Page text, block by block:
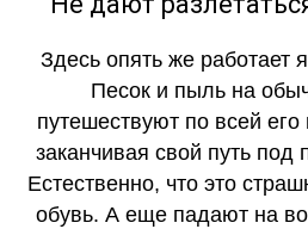
Здесь опять же работает
Песок и пыль на
путешествуют по всей его
заканчивая свой путь под
Естественно, что это
обувь. А еще падают на